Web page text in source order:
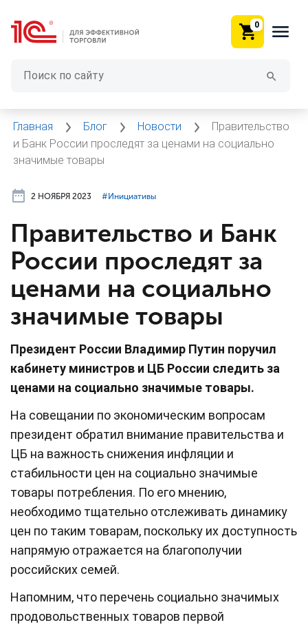
0
Главная Блог Новости
Правительство
и Банк России проследят за ценами на социально
значимые товары
2 НОЯБРЯ 2023 #⁣Инициативы
Правительство и Банк
России проследят за
ценами на социально
значимые товары
Президент России Владимир Путин поручил
кабинету министров и ЦБ России следить за
ценами на социально значимые товары.
На совещании по экономическим вопросам
президент обратил внимание правительства и
ЦБ на важность снижения инфляции и
стабильности цен на социально значимые
товары потребления. По его мнению,
необходимо тщательно отслеживать динамику
цен по таким товарам, поскольку их доступность
напрямую отражается на благополучии
российских семей.
Напомним, что перечень социально значимых
продовольственных товаров первой